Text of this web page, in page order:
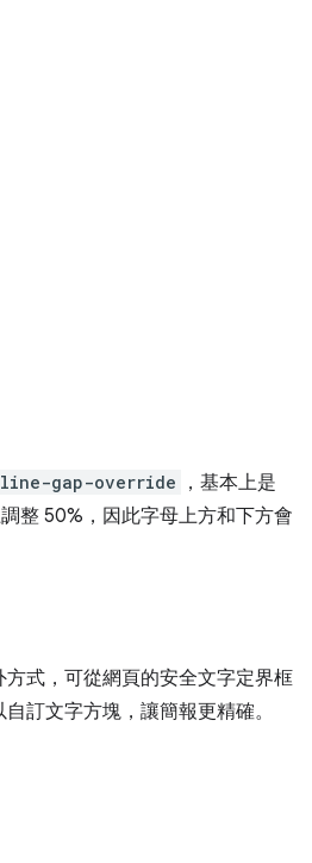
line-gap-override ，基本上是
整 50%，因此字母上方和下方會
式，可從網頁的安全文字定界框
訂文字方塊，讓簡報更精確。